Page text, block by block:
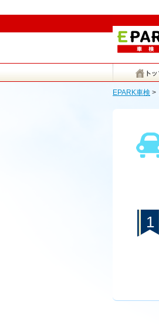
EPARK車検 >
1